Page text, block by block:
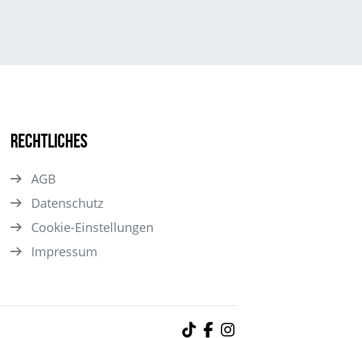
Rechtliches
AGB
Datenschutz
Cookie-Einstellungen
Impressum